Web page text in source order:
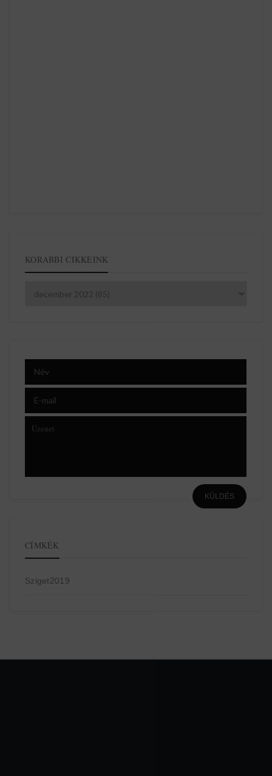
KORÁBBI CIKKEINK
CÍMKÉK
Sziget2019